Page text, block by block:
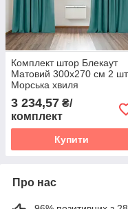
Комплект штор Блекаут
Матовий 300х270 см 2 шт
Морська хвиля
3 234,57 ₴/
комплект
Купити
Про нас